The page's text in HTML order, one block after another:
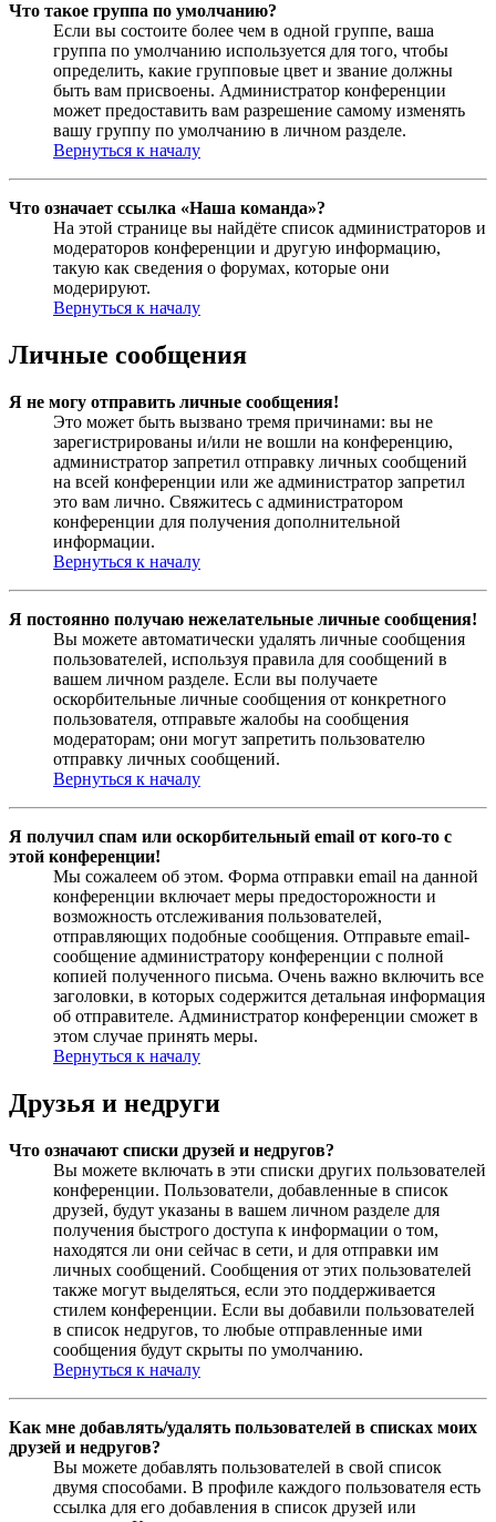
Что такое группа по умолчанию?
Если вы состоите более чем в одной группе, ваша
группа по умолчанию используется для того, чтобы
определить, какие групповые цвет и звание должны
быть вам присвоены. Администратор конференции
может предоставить вам разрешение самому изменять
вашу группу по умолчанию в личном разделе.
Вернуться к началу
Что означает ссылка «Наша команда»?
На этой странице вы найдёте список администраторов и
модераторов конференции и другую информацию,
такую как сведения о форумах, которые они
модерируют.
Вернуться к началу
Личные сообщения
Я не могу отправить личные сообщения!
Это может быть вызвано тремя причинами: вы не
зарегистрированы и/или не вошли на конференцию,
администратор запретил отправку личных сообщений
на всей конференции или же администратор запретил
это вам лично. Свяжитесь с администратором
конференции для получения дополнительной
информации.
Вернуться к началу
Я постоянно получаю нежелательные личные сообщения!
Вы можете автоматически удалять личные сообщения
пользователей, используя правила для сообщений в
вашем личном разделе. Если вы получаете
оскорбительные личные сообщения от конкретного
пользователя, отправьте жалобы на сообщения
модераторам; они могут запретить пользователю
отправку личных сообщений.
Вернуться к началу
Я получил спам или оскорбительный email от кого-то с
этой конференции!
Мы сожалеем об этом. Форма отправки email на данной
конференции включает меры предосторожности и
возможность отслеживания пользователей,
отправляющих подобные сообщения. Отправьте email-
сообщение администратору конференции с полной
копией полученного письма. Очень важно включить все
заголовки, в которых содержится детальная информация
об отправителе. Администратор конференции сможет в
этом случае принять меры.
Вернуться к началу
Друзья и недруги
Что означают списки друзей и недругов?
Вы можете включать в эти списки других пользователей
конференции. Пользователи, добавленные в список
друзей, будут указаны в вашем личном разделе для
получения быстрого доступа к информации о том,
находятся ли они сейчас в сети, и для отправки им
личных сообщений. Сообщения от этих пользователей
также могут выделяться, если это поддерживается
стилем конференции. Если вы добавили пользователей
в список недругов, то любые отправленные ими
сообщения будут скрыты по умолчанию.
Вернуться к началу
Как мне добавлять/удалять пользователей в списках моих
друзей и недругов?
Вы можете добавлять пользователей в свой список
двумя способами. В профиле каждого пользователя есть
ссылка для его добавления в список друзей или